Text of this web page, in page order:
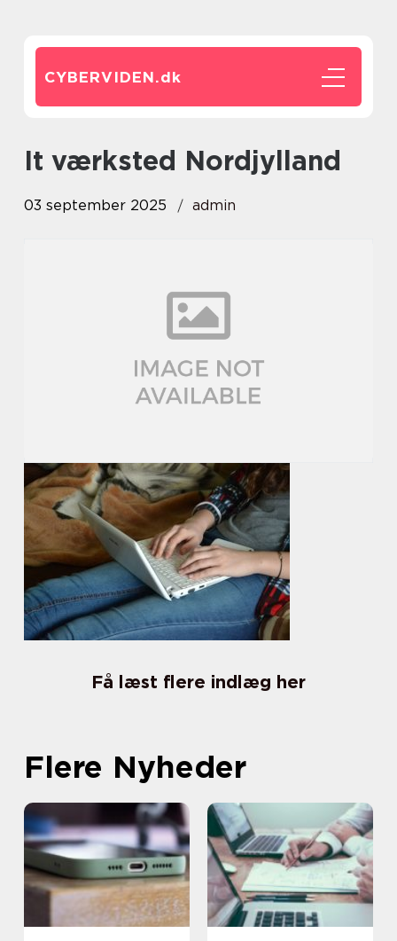
CYBERVIDEN.dk
It værksted Nordjylland
03 september 2025 admin
Få læst flere indlæg her
Flere Nyheder